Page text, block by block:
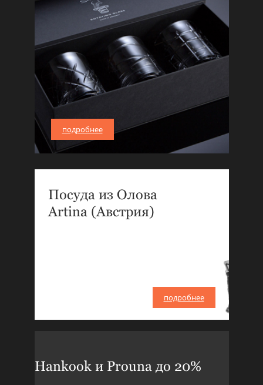
подробнее
Посуда из Олова
Artina (Австрия)
подробнее
Hankook и Prouna до 20%